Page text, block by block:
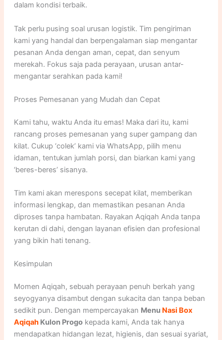
dalam kondisi terbaik.
Tak perlu pusing soal urusan logistik. Tim pengiriman
kami yang handal dan berpengalaman siap mengantar
pesanan Anda dengan aman, cepat, dan senyum
merekah. Fokus saja pada perayaan, urusan antar-
mengantar serahkan pada kami!
Proses Pemesanan yang Mudah dan Cepat
Kami tahu, waktu Anda itu emas! Maka dari itu, kami
rancang proses pemesanan yang super gampang dan
kilat. Cukup ‘colek’ kami via WhatsApp, pilih menu
idaman, tentukan jumlah porsi, dan biarkan kami yang
‘beres-beres’ sisanya.
Tim kami akan merespons secepat kilat, memberikan
informasi lengkap, dan memastikan pesanan Anda
diproses tanpa hambatan. Rayakan Aqiqah Anda tanpa
kerutan di dahi, dengan layanan efisien dan profesional
yang bikin hati tenang.
Kesimpulan
Momen Aqiqah, sebuah perayaan penuh berkah yang
seyogyanya disambut dengan sukacita dan tanpa beban
sedikit pun. Dengan mempercayakan Menu Nasi Box
AqiqahKulon Progokepada kami, Anda tak hanya
mendapatkan hidangan lezat, higienis, dan sesuai syariat,